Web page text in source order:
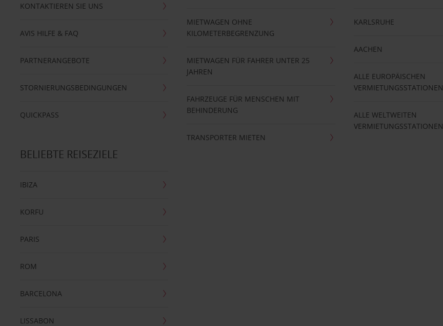
KONTAKTIEREN SIE UNS
AVIS HILFE & FAQ
PARTNERANGEBOTE
STORNIERUNGSBEDINGUNGEN
QUICKPASS
MIETWAGEN OHNE
KILOMETERBEGRENZUNG
MIETWAGEN FÜR FAHRER UNTER 25
JAHREN
FAHRZEUGE FÜR MENSCHEN MIT
BEHINDERUNG
TRANSPORTER MIETEN
KARLSRUHE
AACHEN
ALLE EUROPÄISCHEN
VERMIETUNGSSTATIONEN
ALLE WELTWEITEN
VERMIETUNGSSTATIONEN
BELIEBTE REISEZIELE
IBIZA
KORFU
PARIS
ROM
BARCELONA
LISSABON